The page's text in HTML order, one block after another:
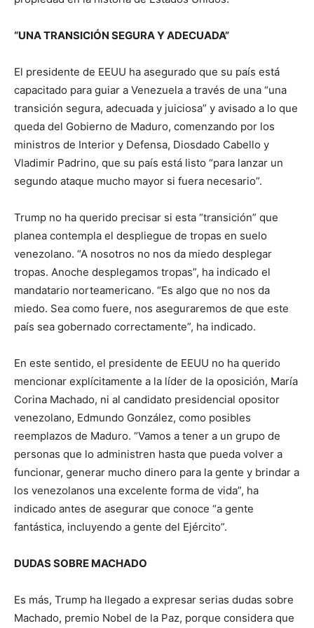
“UNA TRANSICIÓN SEGURA Y ADECUADA”
El presidente de EEUU ha asegurado que su país está
capacitado para guiar a Venezuela a través de una “una
transición segura, adecuada y juiciosa” y avisado a lo que
queda del Gobierno de Maduro, comenzando por los
ministros de Interior y Defensa, Diosdado Cabello y
Vladimir Padrino, que su país está listo “para lanzar un
segundo ataque mucho mayor si fuera necesario”.
Trump no ha querido precisar si esta “transición” que
planea contempla el despliegue de tropas en suelo
venezolano. “A nosotros no nos da miedo desplegar
tropas. Anoche desplegamos tropas”, ha indicado el
mandatario norteamericano. “Es algo que no nos da
miedo. Sea como fuere, nos aseguraremos de que este
país sea gobernado correctamente”, ha indicado.
En este sentido, el presidente de EEUU no ha querido
mencionar explícitamente a la líder de la oposición, María
Corina Machado, ni al candidato presidencial opositor
venezolano, Edmundo González, como posibles
reemplazos de Maduro. “Vamos a tener a un grupo de
personas que lo administren hasta que pueda volver a
funcionar, generar mucho dinero para la gente y brindar a
los venezolanos una excelente forma de vida”, ha
indicado antes de asegurar que conoce “a gente
fantástica, incluyendo a gente del Ejército”.
DUDAS SOBRE MACHADO
Es más, Trump ha llegado a expresar serias dudas sobre
Machado, premio Nobel de la Paz, porque considera que